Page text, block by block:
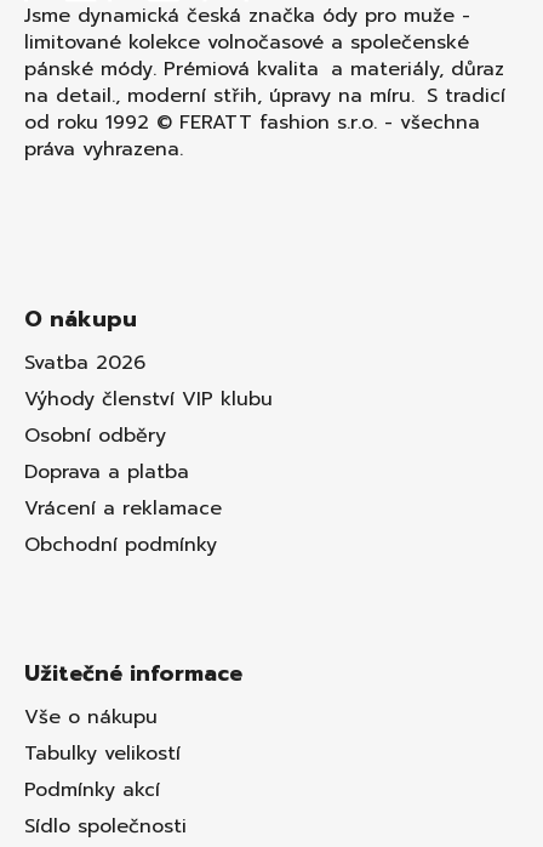
Jsme dynamická česká značka ódy pro muže -
limitované kolekce volnočasové a společenské
pánské módy. Prémiová kvalita a materiály, důraz
na detail., moderní střih, úpravy na míru. S tradicí
od roku 1992 © FERATT fashion s.r.o. - všechna
práva vyhrazena.
O nákupu
Svatba 2026
Výhody členství VIP klubu
Osobní odběry
Doprava a platba
Vrácení a reklamace
Obchodní podmínky
Užitečné informace
Vše o nákupu
Tabulky velikostí
Podmínky akcí
Sídlo společnosti